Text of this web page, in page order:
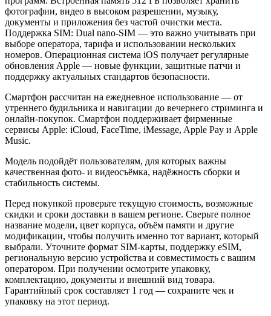
фотографии, видео в высоком разрешении, музыку,
документы и приложения без частой очистки места.
Поддержка SIM: Dual nano-SIM — это важно учитывать при
выборе оператора, тарифа и использовании нескольких
номеров. Операционная система iOS получает регулярные
обновления Apple — новые функции, защитные патчи и
поддержку актуальных стандартов безопасности.
Смартфон рассчитан на ежедневное использование — от
утреннего будильника и навигации до вечернего стриминга и
онлайн-покупок. Смартфон поддерживает фирменные
сервисы Apple: iCloud, FaceTime, iMessage, Apple Pay и Apple
Music.
Модель подойдёт пользователям, для которых важны
качественная фото- и видеосъёмка, надёжность сборки и
стабильность системы.
Перед покупкой проверьте текущую стоимость, возможные
скидки и сроки доставки в вашем регионе. Сверьте полное
название модели, цвет корпуса, объём памяти и другие
модификации, чтобы получить именно тот вариант, который
выбрали. Уточните формат SIM-карты, поддержку eSIM,
региональную версию устройства и совместимость с вашим
оператором. При получении осмотрите упаковку,
комплектацию, документы и внешний вид товара.
Гарантийный срок составляет 1 год — сохраните чек и
упаковку на этот период.